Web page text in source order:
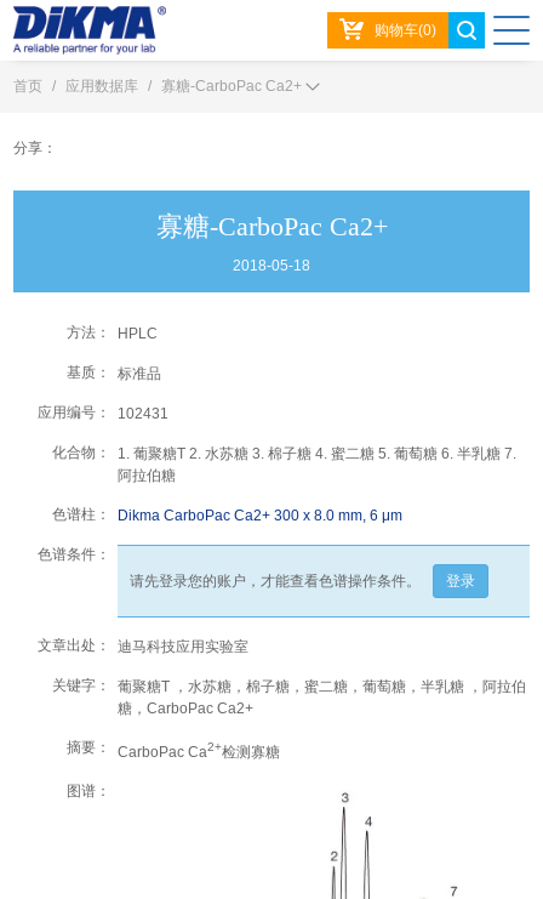
购物车(0)
首页 / 应用数据库 / 寡糖-CarboPac Ca2+
分享：
寡糖-CarboPac Ca2+
2018-05-18
方法： HPLC
基质： 标准品
应用编号： 102431
化合物：
1. 葡聚糖T 2. 水苏糖 3. 棉子糖 4. 蜜二糖 5. 葡萄糖 6. 半乳糖 7.
阿拉伯糖
色谱柱： Dikma CarboPac Ca2+ 300 x 8.0 mm, 6 μm
色谱条件：
请先登录您的账户，才能查看色谱操作条件。
登录
文章出处： 迪马科技应用实验室
关键字：
葡聚糖T ，水苏糖，棉子糖，蜜二糖，葡萄糖，半乳糖 ，阿拉伯
糖，CarboPac Ca2+
摘要： CarboPac Ca2+检测寡糖
图谱：